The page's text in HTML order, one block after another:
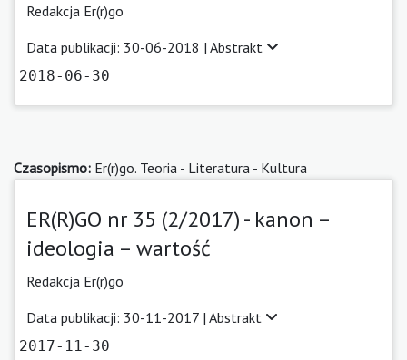
Redakcja Er(r)go
Data publikacji: 30-06-2018 | Abstrakt
2018-06-30
Czasopismo: Er(r)go. Teoria - Literatura - Kultura
ER(R)GO nr 35 (2/2017) - kanon –
ideologia – wartość
Redakcja Er(r)go
Data publikacji: 30-11-2017 | Abstrakt
2017-11-30